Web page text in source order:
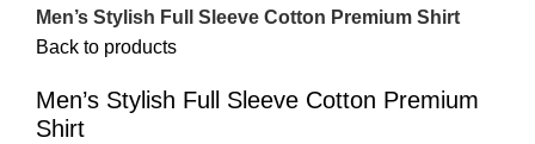
Men’s Stylish Full Sleeve Cotton Premium Shirt
Back to products
Men’s Stylish Full Sleeve Cotton Premium
Shirt